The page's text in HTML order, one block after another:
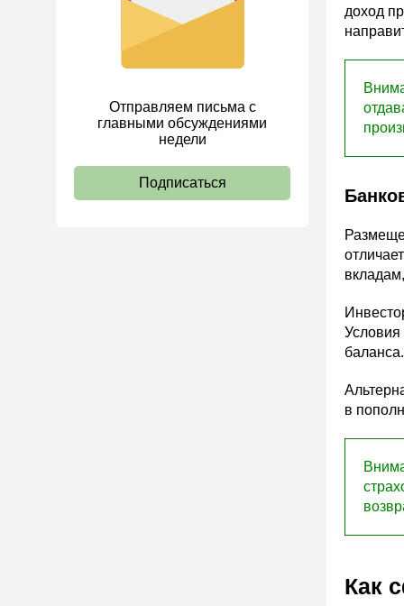
Отправляем письма с
главными обсуждениями
недели
Подписаться
доход
Условия
в
Как